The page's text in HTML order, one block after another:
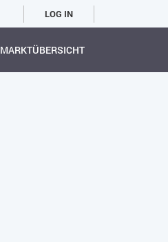
LOG IN
MARKTÜBERSICHT